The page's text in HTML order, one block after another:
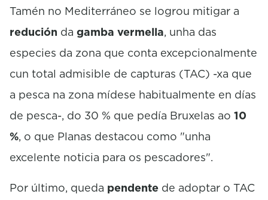
Tamén no Mediterráneo se logrou mitigar a
redución da gamba vermella, unha das
especies da zona que conta excepcionalmente
cun total admisible de capturas (TAC) -xa que
a pesca na zona mídese habitualmente en días
de pesca-, do 30 % que pedía Bruxelas ao 10
%, o que Planas destacou como "unha
excelente noticia para os pescadores".
Por último, queda pendente de adoptar o TAC